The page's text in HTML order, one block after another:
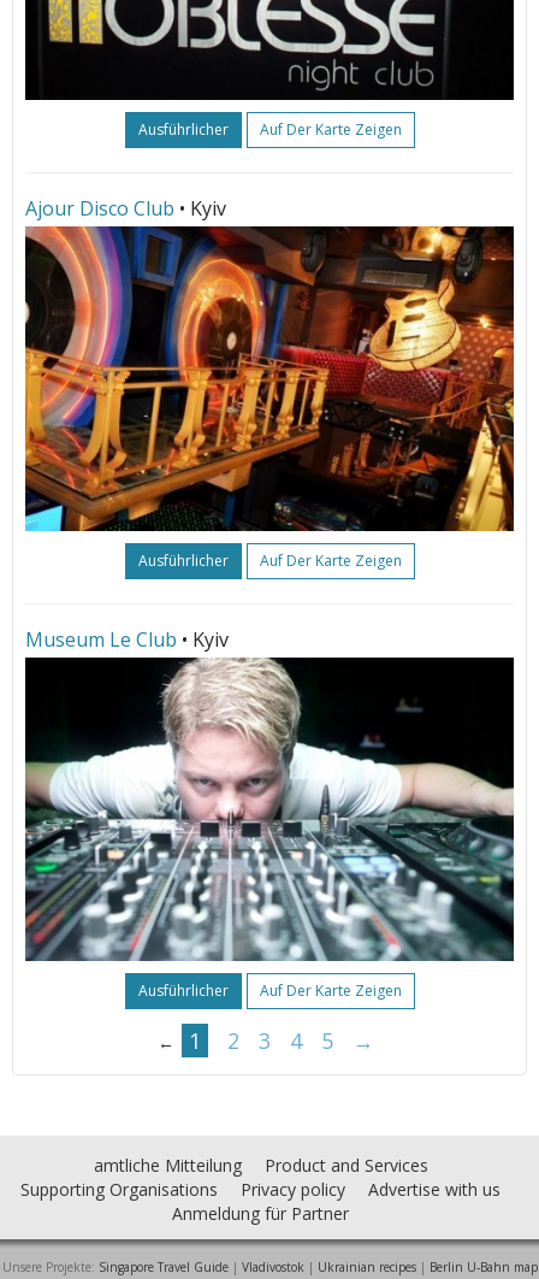
Ausführlicher Auf Der Karte Zeigen
Ajour Disco Club • Kyiv
Ausführlicher Auf Der Karte Zeigen
Museum Le Club • Kyiv
Ausführlicher Auf Der Karte Zeigen
← 1 2 3 4 5 →
amtliche Mitteilung
Product and Services
Supporting Organisations
Privacy policy
Advertise with us
Anmeldung für Partner
Unsere Projekte: Singapore Travel Guide| Vladivostok | Ukrainian recipes| Berlin U-Bahn map